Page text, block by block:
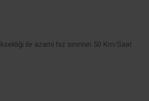
ile azami hız sınırının 50 Km/Saat